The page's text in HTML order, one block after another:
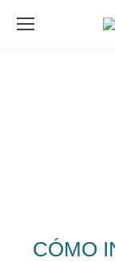
CÓMO